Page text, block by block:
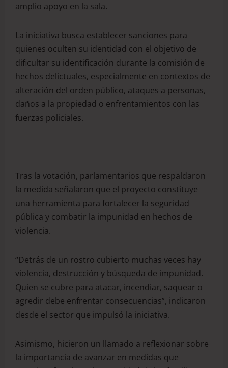
amplio apoyo en la sala.
La iniciativa busca establecer sanciones para
quienes oculten su identidad con el objetivo de
dificultar su identificación durante la comisión de
hechos delictuales, especialmente en contextos de
alteración del orden público, ataques a personas,
daños a la propiedad o enfrentamientos con las
fuerzas policiales.
Tras la votación, parlamentarios que respaldaron
la medida señalaron que el proyecto constituye
una herramienta para fortalecer la seguridad
pública y combatir la impunidad en hechos de
violencia.
“Detrás de un rostro cubierto muchas veces hay
violencia, destrucción y búsqueda de impunidad.
Quien se cubre para atacar, incendiar, saquear o
agredir debe enfrentar consecuencias”, indicaron
desde el sector que impulsó la iniciativa.
Asimismo, hicieron un llamado a reflexionar sobre
la importancia de avanzar en medidas que